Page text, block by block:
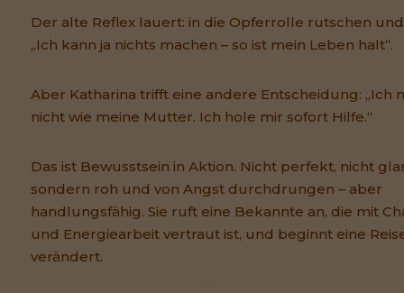
Der alte Reflex lauert: in die Opferrolle rutschen
„Ich kann ja nichts machen – so ist mein Leben halt“.
Aber Katharina trifft eine andere Entscheidung: „Ich
nicht wie meine Mutter. Ich hole mir sofort Hilfe.“
Das ist Bewusstsein in Aktion. Nicht perfekt, nicht
sondern roh und von Angst durchdrungen – aber
handlungsfähig. Sie ruft eine Bekannte an, die mit
und Energiearbeit vertraut ist, und beginnt eine
verändert.